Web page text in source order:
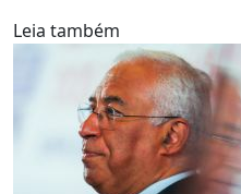
Leia também